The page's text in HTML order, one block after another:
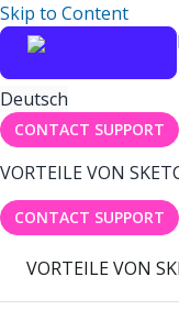
Skip to Content
Deutsch
CONTACT SUPPORT
VORTEILE VON
CONTACT SUPPORT
VORTEILE VON